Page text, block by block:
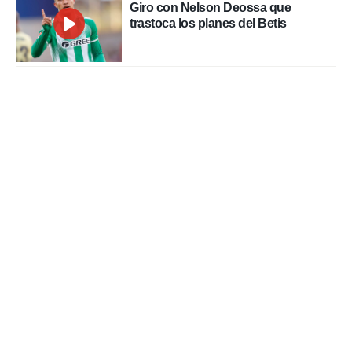
Giro con Nelson Deossa que
trastoca los planes del Betis